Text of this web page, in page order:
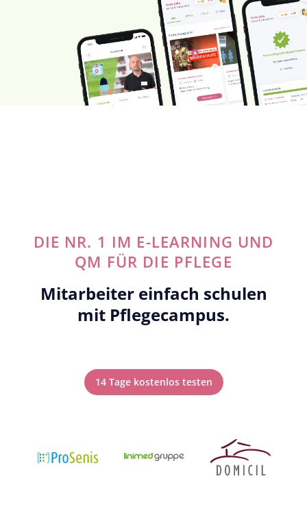
DIE NR. 1 IM E-LEARNING UND
QM FÜR DIE PFLEGE
Mitarbeiter einfach schulen
mit Pflegecampus.
14 Tage kostenlos testen